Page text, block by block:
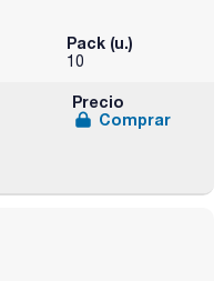
Pack (u.)
10
Precio
Comprar